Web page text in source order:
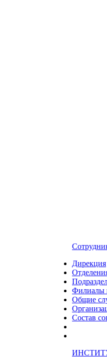
Дирекция
Филиалы
Общие
Состав